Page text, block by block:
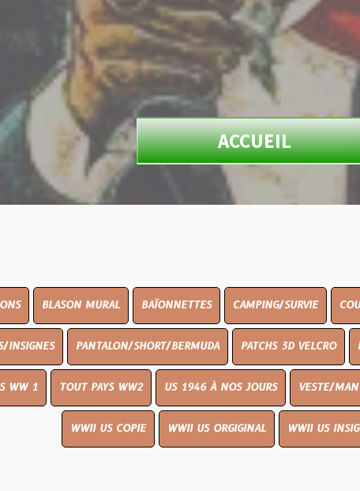
ACCUEIL
MURAL BAÏONNETTES CAMPING/SURVIE COUTELLERIE
PANTALON/SHORT/BERMUDA PATCHS 3D VELCRO PEINTURE
PAYS WW2 US 1946 À NOS JOURS VESTE/MANTEAU
WWII US COPIE WWII US ORGIGINAL WWII US INSIGNES